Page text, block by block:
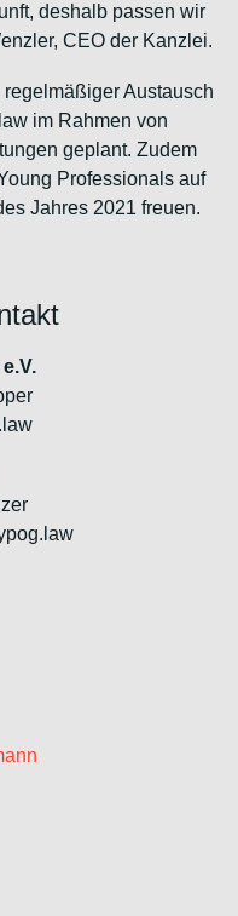
deshalb passen wir
CEO der Kanzlei.
Austausch
im Rahmen von
geplant. Zudem
Professionals auf
Jahres 2021 freuen.